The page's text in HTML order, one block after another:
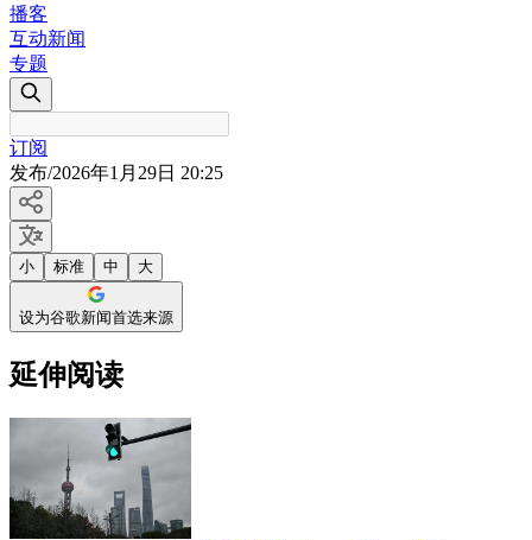
播客
互动新闻
专题
订阅
发布/2026年1月29日 20:25
小 标准 中 大
设为谷歌新闻首选来源
延伸阅读